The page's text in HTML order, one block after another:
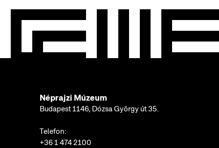
Néprajzi Múzeum
Budapest 1146, Dózsa György út 35.
Telefon:
+36 1 474 2100